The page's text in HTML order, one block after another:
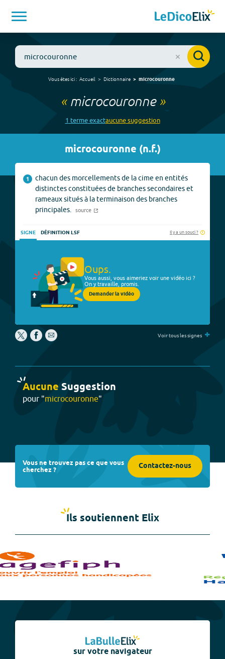
Vous êtes ici : Accueil Dictionnaire microcouronne
« microcouronne»
1 termeexactaucunesuggestion
microcouronne (n.f.)
1
chacun des morcellements de la cime en entités
distinctes constituées de branches secondaires et
rameaux situés à la terminaison des branches
principales.
source
SIGNE DÉFINITION LSF Il y a un souci ?
Oups.
Vous aussi, vous aimeriez voir une vidéo ici ?
On y travaille, promis.
Demander la vidéo
Voir tous les signes +
Aucune Suggestion
pour "microcouronne"
Vous ne trouvez pas ce que vous
cherchez ? Contactez-nous
Ils soutiennent Elix
sur votre navigateur